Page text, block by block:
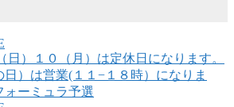
日）１０（月）は定休日になります。
日）は営業(１１−１８時）になりま
ォーミュラ予選